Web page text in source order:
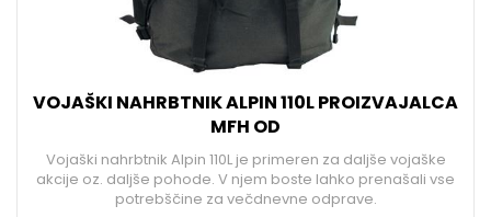
VOJAŠKI NAHRBTNIK ALPIN 110L PROIZVAJALCA
MFH OD
Vojaški nahrbtnik Alpin 110L je primeren za daljše vojaške
akcije oz. daljše pohode. V njem boste lahko prenašali vse
potrebščine za večdnevne odprave.